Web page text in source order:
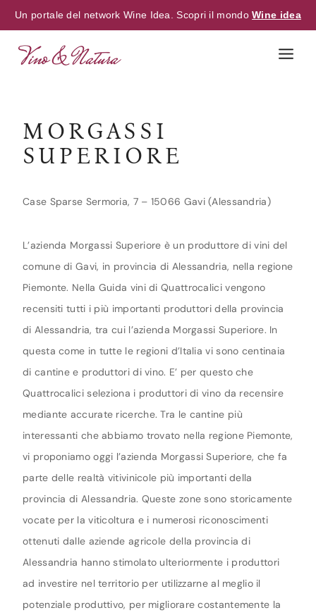
Un portale del network Wine Idea. Scopri il mondoWine idea
MORGASSI
SUPERIORE
Case Sparse Sermoria, 7 – 15066 Gavi (Alessandria)
L’azienda Morgassi Superiore è un produttore di vini del
comune di Gavi, in provincia di Alessandria, nella regione
Piemonte. Nella Guida vini di Quattrocalici vengono
recensiti tutti i più importanti produttori della provincia
di Alessandria, tra cui l’azienda Morgassi Superiore. In
questa come in tutte le regioni d’Italia vi sono centinaia
di cantine e produttori di vino. E’ per questo che
Quattrocalici seleziona i produttori di vino da recensire
mediante accurate ricerche. Tra le cantine più
interessanti che abbiamo trovato nella regione Piemonte,
vi proponiamo oggi l’azienda Morgassi Superiore, che fa
parte delle realtà vitivinicole più importanti della
provincia di Alessandria. Queste zone sono storicamente
vocate per la viticoltura e i numerosi riconoscimenti
ottenuti dalle aziende agricole della provincia di
Alessandria hanno stimolato ulteriormente i produttori
ad investire nel territorio per utilizzarne al meglio il
potenziale produttivo, per migliorare costantemente la